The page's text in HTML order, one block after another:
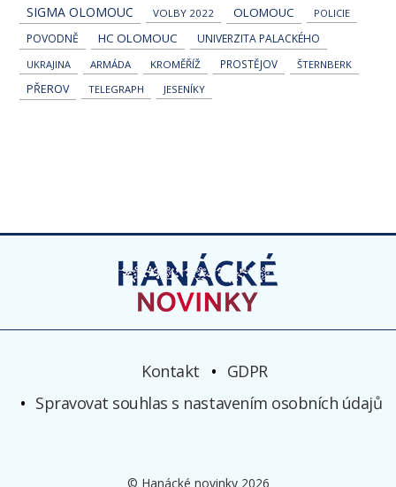
SIGMA OLOMOUC VOLBY 2022 OLOMOUC POLICIE
POVODNĚ HC OLOMOUC UNIVERZITA PALACKÉHO
UKRAJINA ARMÁDA KROMĚŘÍŽ PROSTĚJOV ŠTERNBERK
PŘEROV TELEGRAPH JESENÍKY
Kontakt
GDPR
Spravovat souhlas s nastavením osobních údajů
© Hanácké novinky 2026